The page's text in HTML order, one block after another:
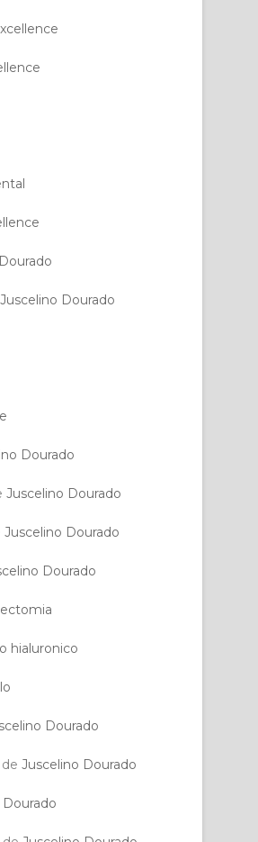
Juscelino Dourado
Dourado
Juscelino Dourado
Juscelino Dourado
Dourado
hialuronico
Dourado
deJuscelino Dourado